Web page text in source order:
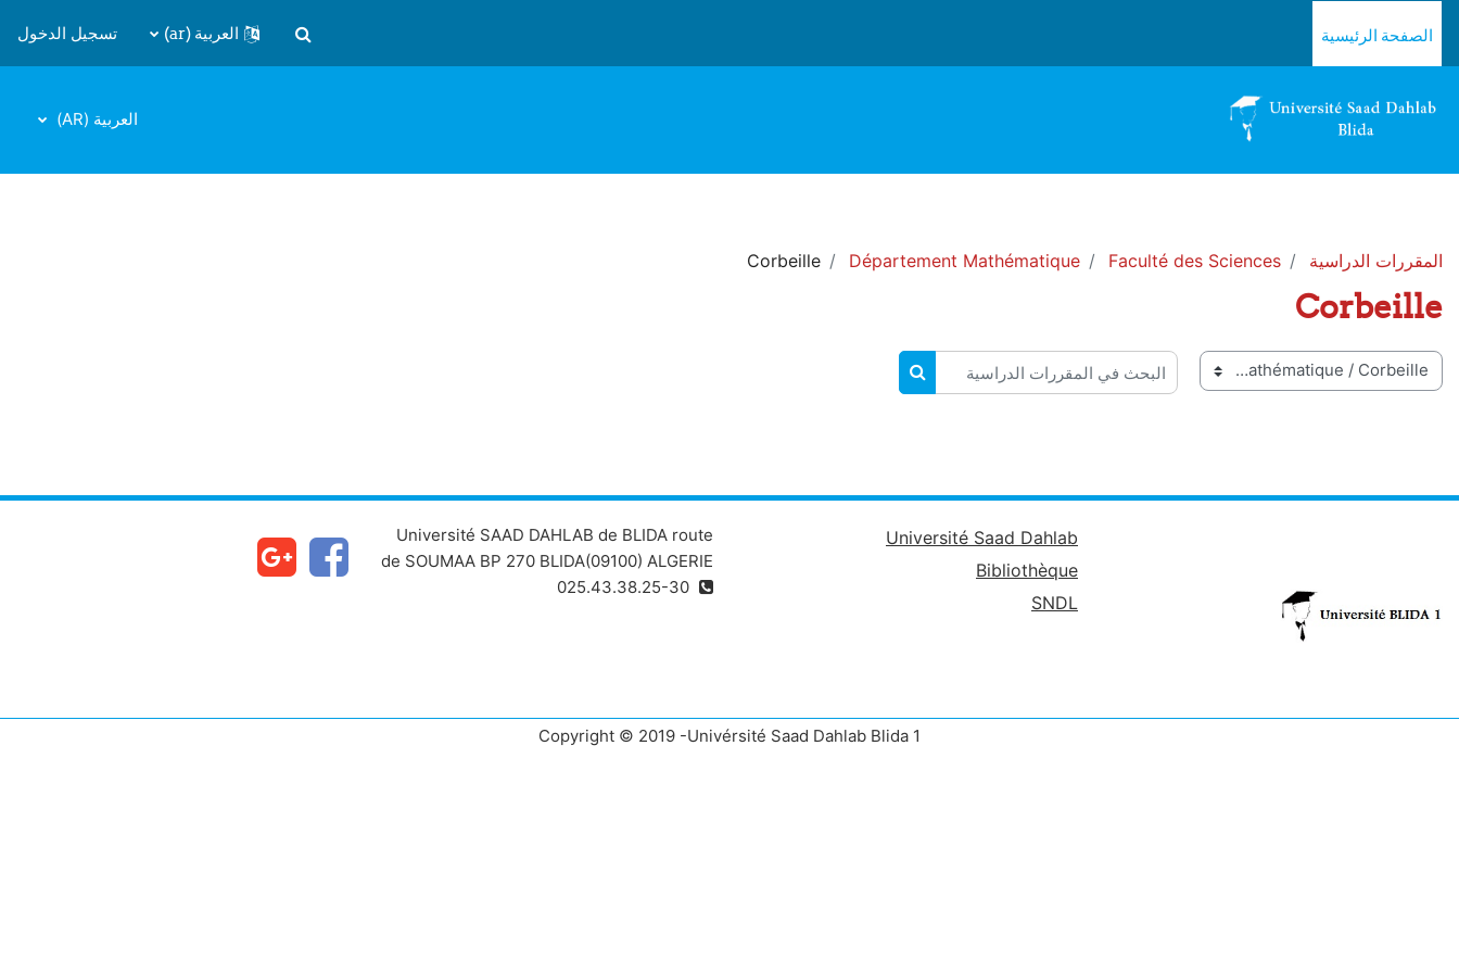
الصفحة الرئيسية
تبديل إدخال البحث
العربية ‎(ar)‎ تسجيل الدخول
العربية ‎(AR)‎
المقررات الدراسية Faculté des Sciences
Département Mathématique
Corbeille
Corbeille
المقررات
البحث في المقررات الدراسية
البحث في المقررات الدراسية
Université Saad Dahlab
Bibliothèque
SNDL
Université SAAD DAHLAB de BLIDA route
de SOUMAA BP 270 BLIDA(09100) ALGERIE
Copyright © 2019 -Univérsité Saad Dahlab Blida 1